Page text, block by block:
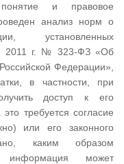
и правовое
анализ норм о
установленных
2011 г. № 323-ФЗ «Об
Федерации»,
в частности, при
доступ к его
требуется согласие
или его законного
каким образом
информация может